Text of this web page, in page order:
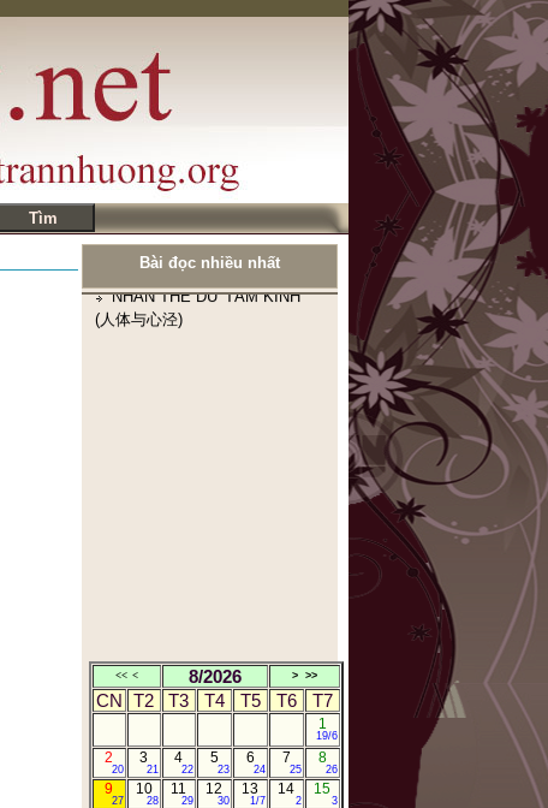
Bài đọc nhiều nhất
GIỜ CHỈ CÒN CHƯỜNG MẶT
RA TRONG THƠ
HUYỀN THOẠI TẮM TIÊN
ANH BA SÀM TÁI NGỘ
BẢN TIN CỦA TTX VIỆT
NAM
<< < 8/2026 > >>
CN T2 T3 T4 T5 T6 T7
1
19/6
2
20
3
21
4
22
5
23
6
24
7
25
8
26
9
27
10
28
11
29
12
30
13
1/7
14
2
15
3